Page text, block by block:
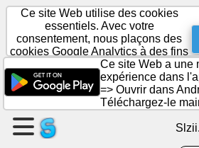
Créer
une
page
Créer
Ce site Web utilise des cookies
essentiels. Avec votre
consentement, nous plaçons des
cookies Google Analytics à des fins
statistiques.
Ce site Web a une
expérience dans
=> Ouvrir dans
Téléchargez-le